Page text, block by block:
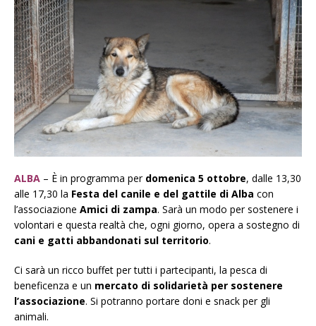
ALBA – È in programma per domenica 5 ottobre, dalle 13,30
alle 17,30 la Festa del canile e del gattile di Alba con
l’associazione Amici di zampa. Sarà un modo per sostenere i
volontari e questa realtà che, ogni giorno, opera a sostegno di
cani e gatti abbandonati sul territorio.
Ci sarà un ricco buffet per tutti i partecipanti, la pesca di
beneficenza e un mercato di solidarietà per sostenere
l’associazione. Si potranno portare doni e snack per gli
animali.